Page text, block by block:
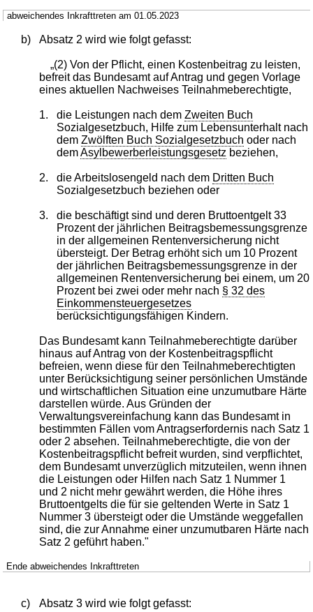
abweichendes Inkrafttreten am 01.05.2023
b) Absatz 2 wird wie folgt gefasst:
„(2) Von der Pflicht, einen Kostenbeitrag zu leisten,
befreit das Bundesamt auf Antrag und gegen Vorlage
eines aktuellen Nachweises Teilnahmeberechtigte,
1. die Leistungen nach demZweiten Buch
Sozialgesetzbuch, Hilfe zum Lebensunterhalt nach
demZwölften Buch Sozialgesetzbuch oder nach
demAsylbewerberleistungsgesetz beziehen,
2. die Arbeitslosengeld nach dem Dritten Buch
Sozialgesetzbuch beziehen oder
3.
die beschäftigt sind und deren Bruttoentgelt 33
Prozent der jährlichen Beitragsbemessungsgrenze
in der allgemeinen Rentenversicherung nicht
übersteigt. Der Betrag erhöht sich um 10 Prozent
der jährlichen Beitragsbemessungsgrenze in der
allgemeinen Rentenversicherung bei einem, um 20
Prozent bei zwei oder mehr nach § 32 des
Einkommensteuergesetzes
berücksichtigungsfähigen Kindern.
Das Bundesamt kann Teilnahmeberechtigte darüber
hinaus auf Antrag von der Kostenbeitragspflicht
befreien, wenn diese für den Teilnahmeberechtigten
unter Berücksichtigung seiner persönlichen Umstände
und wirtschaftlichen Situation eine unzumutbare Härte
darstellen würde. Aus Gründen der
Verwaltungsvereinfachung kann das Bundesamt in
bestimmten Fällen vom Antragserfordernis nach Satz 1
oder 2 absehen. Teilnahmeberechtigte, die von der
Kostenbeitragspflicht befreit wurden, sind verpflichtet,
dem Bundesamt unverzüglich mitzuteilen, wenn ihnen
die Leistungen oder Hilfen nach Satz 1 Nummer 1
und 2 nicht mehr gewährt werden, die Höhe ihres
Bruttoentgelts die für sie geltenden Werte in Satz 1
Nummer 3 übersteigt oder die Umstände weggefallen
sind, die zur Annahme einer unzumutbaren Härte nach
Satz 2 geführt haben."
Ende abweichendes Inkrafttreten
c) Absatz 3 wird wie folgt gefasst: